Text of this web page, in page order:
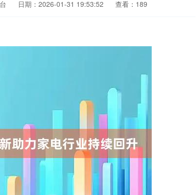
日期：2026-01-31 19:53:52 查看：189